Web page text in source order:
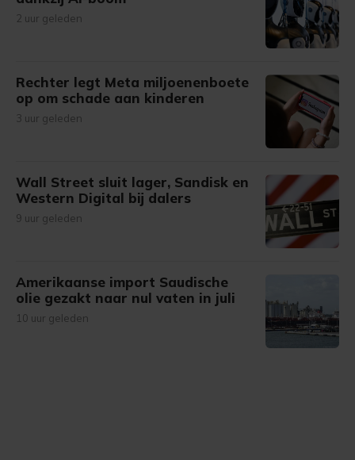
2 uur geleden
Rechter legt Meta miljoenenboete
op om schade aan kinderen
3 uur geleden
Wall Street sluit lager, Sandisk en
Western Digital bij dalers
9 uur geleden
Amerikaanse import Saudische
olie gezakt naar nul vaten in juli
10 uur geleden